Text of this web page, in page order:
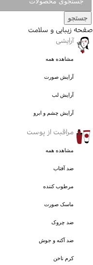
جستجو
صفحه زیبایی و سلامت
آرایشی
مشاهده همه
آرایش صورت
آرایش لب
آرایش چشم و ابرو
مراقبت از پوست
مشاهده همه
ضد آفتاب
مرطوب کننده
ماسک صورت
ضد چروک
ضد آکنه و جوش
کرم ناخن